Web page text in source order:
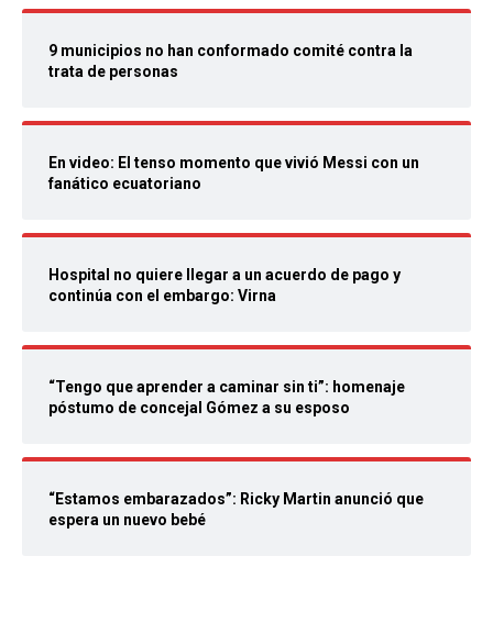
9 municipios no han conformado comité contra la
trata de personas
En video: El tenso momento que vivió Messi con un
fanático ecuatoriano
Hospital no quiere llegar a un acuerdo de pago y
continúa con el embargo: Virna
“Tengo que aprender a caminar sin ti”: homenaje
póstumo de concejal Gómez a su esposo
“Estamos embarazados”: Ricky Martin anunció que
espera un nuevo bebé